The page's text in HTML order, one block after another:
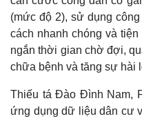
(mức độ 2), sử dụng
cách nhanh chóng và
ngắn thời gian chờ đợi,
chữa bệnh và tăng sự hài
Thiếu tá Đào Đình Nam,
ứng dụng dữ liệu dân cư